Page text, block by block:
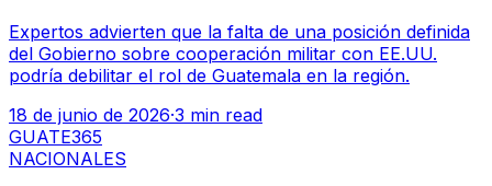
Expertos advierten que la falta de una posición definida
del Gobierno sobre cooperación militar con EE.UU.
podría debilitar el rol de Guatemala en la región.
18 de junio de 2026·3 min read
GUATE365
NACIONALES